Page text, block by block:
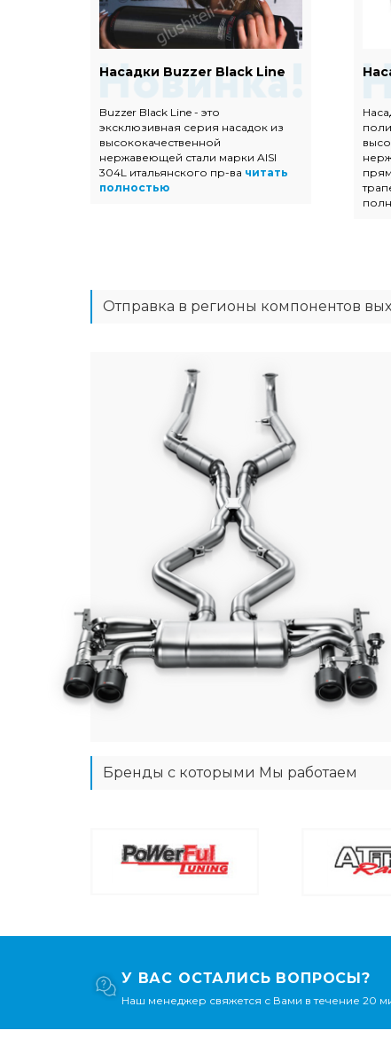
Насадки Buzzer Black Line
Buzzer Black Line - это
эксклюзивная серия насадок из
высококачественной
нержавеющей стали марки AISI
304L итальянского пр-ва читать
полностью
Отправка в регионы компонентов
Бренды с которыми Мы работаем
У ВАС ОСТАЛИСЬ ВОПРОСЫ?
Наш менеджер свяжется с Вами в течение 20